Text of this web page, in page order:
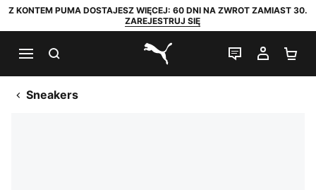
Z KONTEM PUMA DOSTAJESZ WIĘCEJ: 60 DNI NA ZWROT ZAMIAST 30.
ZAREJESTRUJ SIĘ
PUMA.com
CZAT NA
MOJE
Sneakers